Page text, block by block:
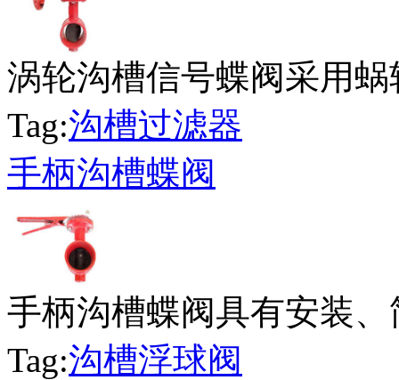
涡轮沟槽信号蝶阀采用
Tag:沟槽过滤器
手柄沟槽蝶阀
手柄沟槽蝶阀具有安装、
Tag:沟槽浮球阀